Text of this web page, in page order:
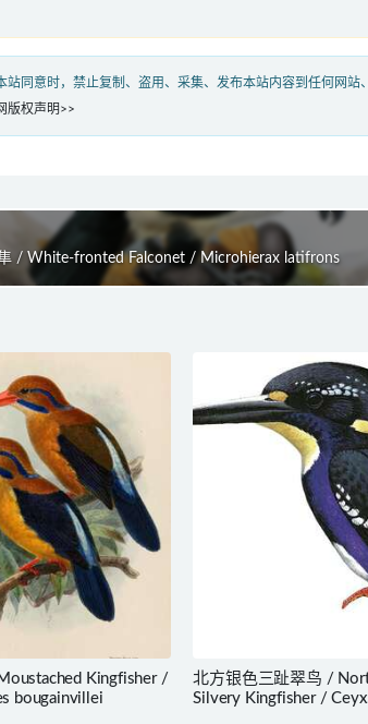
同意时，禁止复制、盗用、采集、发布本站内容到任何网站
版权声明>>
/ White-fronted Falconet / Microhierax latifrons
Kingfisher /
bougainvillei
北方银色三趾翠鸟 /
Silvery Kingfisher / Ceyx